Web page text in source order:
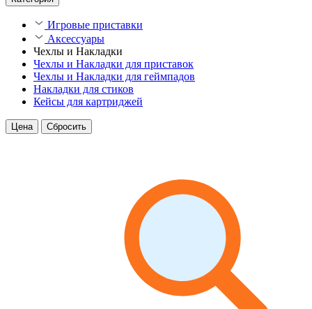
Игровые приставки
Аксессуары
Чехлы и Накладки
Чехлы и Накладки для приставок
Чехлы и Накладки для геймпадов
Накладки для стиков
Кейсы для картриджей
Цена Сбросить